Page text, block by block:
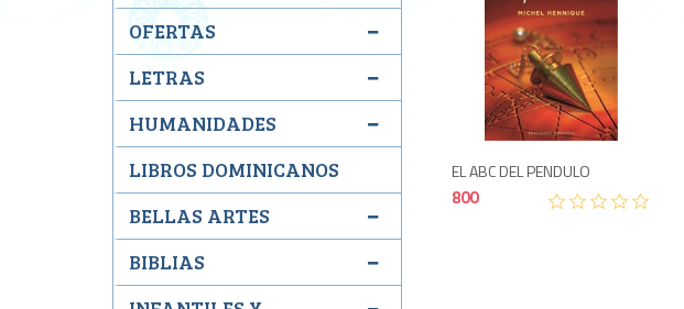
EL ABC DEL PENDULO
800
OFERTAS
LETRAS
HUMANIDADES
LIBROS DOMINICANOS
BELLAS ARTES
BIBLIAS